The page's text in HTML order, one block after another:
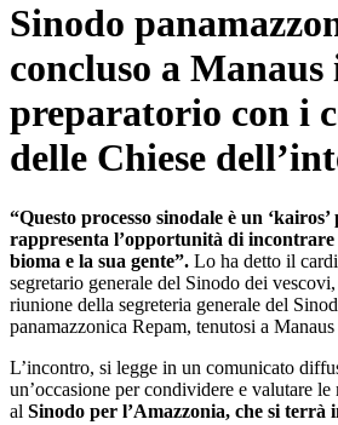
Sinodo
concluso a
preparatorio con i
delle Chiese
“Questo processo sinodale è un
rappresenta l’opportunità di incontrare
bioma e la sua gente”. Lo ha detto il
segretario generale del Sinodo dei
riunione della segreteria generale del
panamazzonica Repam, tenutosi a
L’incontro, si legge in un comunicato
un’occasione per condividere e valutare
al Sinodo per l’Amazzonia, che si terrà